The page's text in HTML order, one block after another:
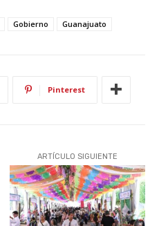
Gobierno Guanajuato
Pinterest
ARTÍCULO SIGUIENTE